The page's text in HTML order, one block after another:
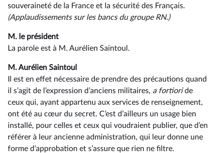
souveraineté de la France et la sécurité des Français.
(Applaudissements sur les bancs du groupe RN.)
M. le président
La parole est à M. Aurélien Saintoul.
M. Aurélien Saintoul
Il est en effet nécessaire de prendre des précautions quand
il s’agit de l’expression d’anciens militaires, a fortioride
ceux qui, ayant appartenu aux services de renseignement,
ont été au cœur du secret. C’est d’ailleurs un usage bien
installé, pour celles et ceux qui voudraient publier, que d’en
référer à leur ancienne administration, qui leur donne une
forme d’approbation et s’assure que rien ne filtre.